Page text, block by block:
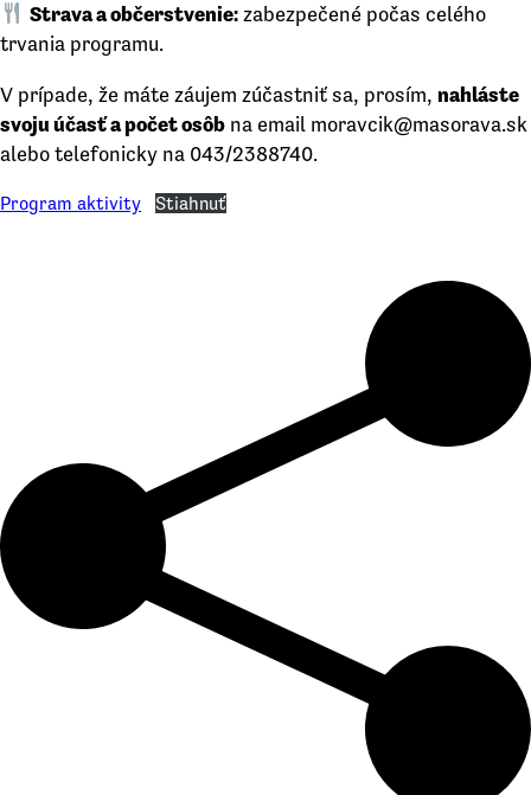
Strava a občerstvenie:zabezpečené počas celého
trvania programu.
V prípade, že máte záujem zúčastniť sa, prosím, nahláste
svoju účasť a počet osôb na email moravcik@masorava.sk
alebo telefonicky na 043/2388740.
Program aktivity Stiahnuť